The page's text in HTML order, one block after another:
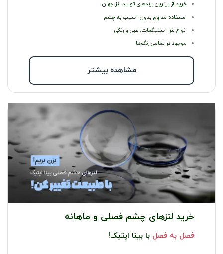
خرید از برترین برندهای تولید لنز جهان
استفاده مداوم بدون آسیب به چشم
انواع لنز آستیگمات، طبی و رنگی
موجود در تمامی رنگ‌‌ها
مشاهده بیشتر
خرید لنزهای چشم فصلی و ماهانه
فصل به فصل با بینا اپتیک!